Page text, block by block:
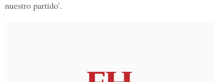
nuestro partido'.